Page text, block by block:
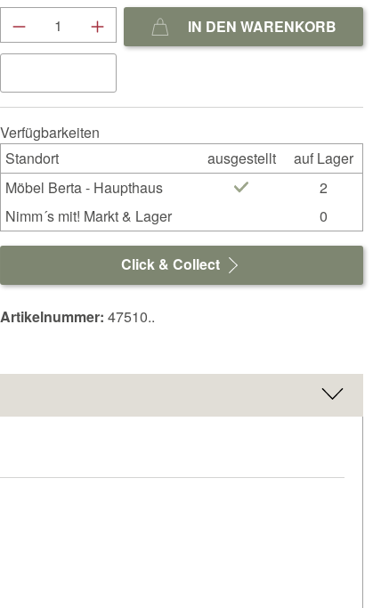
Produkt Anzahl: Gib denIN DEN WARENKORB
Verfügbarkeiten
Standort
ausgestellt
auf Lager
Möbel Berta - Haupthaus
2
Nimm´s mit! Markt & Lager
0
Click & Collect
Artikelnummer: 47510..